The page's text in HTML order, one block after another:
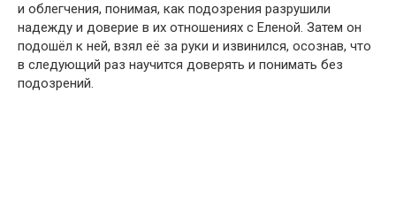
и облегчения, понимая, как подозрения разрушили
надежду и доверие в их отношениях с Еленой. Затем он
подошёл к ней, взял её за руки и извинился, осознав, что
в следующий раз научится доверять и понимать без
подозрений.